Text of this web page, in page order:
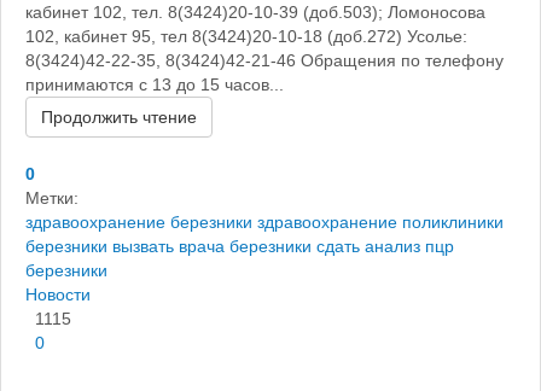
кабинет 102, тел. 8(3424)20-10-39 (доб.503); Ломоносова
102, кабинет 95, тел 8(3424)20-10-18 (доб.272) Усолье:
8(3424)42-22-35, 8(3424)42-21-46 Обращения по телефону
принимаются с 13 до 15 часов...
Продолжить чтение
0
Метки:
здравоохранение березники здравоохранение поликлиники
березники вызвать врача березники сдать анализ пцр
березники
Новости
1115
0